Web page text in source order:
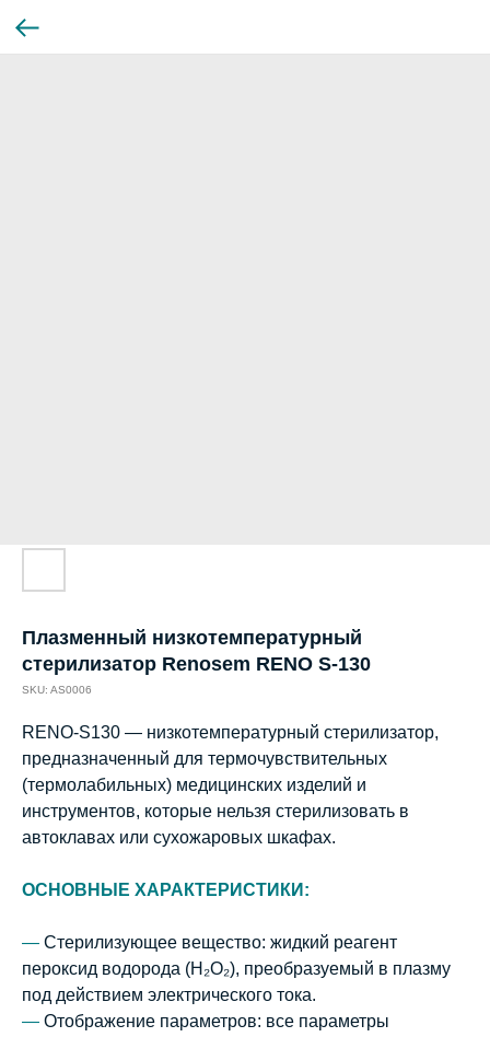
Плазменный низкотемпературный
стерилизатор Renosem RENO S-130
SKU: AS0006
RENO-S130 — низкотемпературный стерилизатор,
предназначенный для термочувствительных
(термолабильных) медицинских изделий и
инструментов, которые нельзя стерилизовать в
автоклавах или сухожаровых шкафах.
ОСНОВНЫЕ ХАРАКТЕРИСТИКИ:
— Стерилизующее вещество: жидкий реагент
пероксид водорода (H₂O₂), преобразуемый в плазму
под действием электрического тока.
— Отображение параметров: все параметры